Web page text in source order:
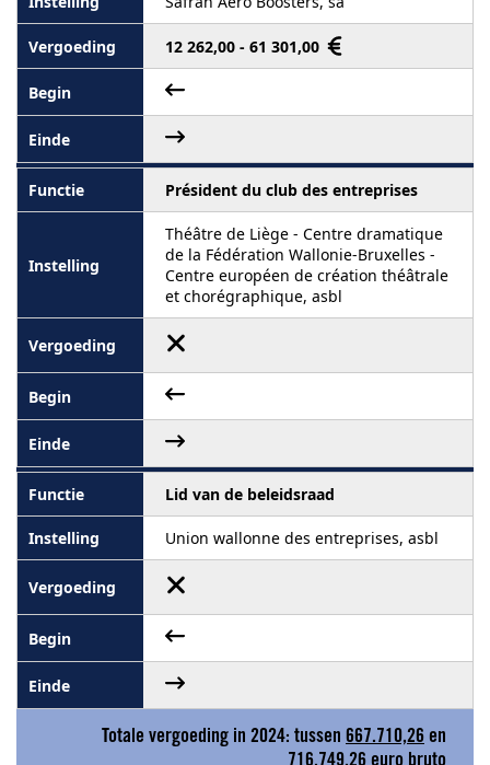
12 262,00 - 61 301,00
Président du club des entreprises
Théâtre de Liège - Centre dramatique
de la Fédération Wallonie-Bruxelles -
Centre européen de création théâtrale
et chorégraphique, asbl
Lid van de beleidsraad
Union wallonne des entreprises, asbl
Totale vergoeding in 2024: tussen 667.710,26 en